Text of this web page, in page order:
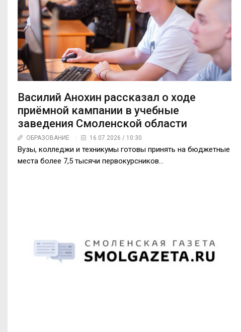
Василий Анохин рассказал о ходе
приёмной кампании в учебные
заведения Смоленской области
ОБРАЗОВАНИЕ 16.07.2026 / 10:30
Вузы, колледжи и техникумы готовы принять на бюджетные
места более 7,5 тысячи первокурсников...